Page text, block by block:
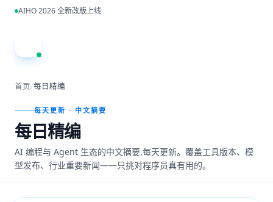
跳到主内容
AIHO 2026 全新改版上线
首页/每日精编
每天更新 · 中文摘要
每日精编
AI 编程与 Agent 生态的中文摘要,每天更新。覆盖工具版本、模
型发布、行业重要新闻——只挑对程序员真有用的。